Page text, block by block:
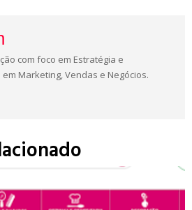
com foco em Estratégia e
Marketing, Vendas e Negócios.